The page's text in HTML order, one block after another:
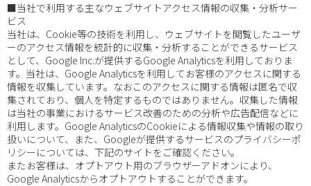
■当社で利用する主なウェブサイトアクセス情報の収集・分析サー
ビス
当社は、Cookie等の技術を利用し、ウェブサイトを閲覧したユーザ
ーのアクセス情報を統計的に収集・分析することができるサービス
として、Google Inc.が提供するGoogle Analyticsを利用しておりま
す。当社は、Google Analyticsを利用してお客様のアクセスに関する
情報を収集しています。なおこのアクセスに関する情報は匿名で収
集されており、個人を特定するものではありません。収集した情報
は当社の事業におけるサービス改善のための分析や広告配信などに
利用します。Google AnalyticsのCookieによる情報収集や情報の取り
扱いについて、また、Googleが提供するサービスのプライバシーポ
リシーについては、下記のサイトをご確認ください。
またお客様は、オプトアウト用のブラウザーアドオンにより、
Google Analyticsからオプトアウトすることができます。